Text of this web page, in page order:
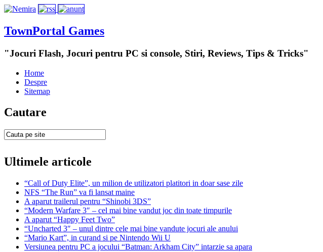
TownPortal Games
"Jocuri Flash, Jocuri pentru PC si console, Stiri, Reviews, Tips & Tricks"
Home
Despre
Sitemap
Cautare
Ultimele articole
“Call of Duty Elite”, un milion de utilizatori platitori in doar sase zile
NFS “The Run” va fi lansat maine
A aparut trailerul pentru “Shinobi 3DS”
“Modern Warfare 3″ – cel mai bine vandut joc din toate timpurile
A aparut “Happy Feet Two”
“Uncharted 3″ – unul dintre cele mai bine vandute jocuri ale anului
“Mario Kart”, in curand si pe Nintendo Wii U
Versiunea pentru PC a jocului “Batman: Arkham City” intarzie sa apara